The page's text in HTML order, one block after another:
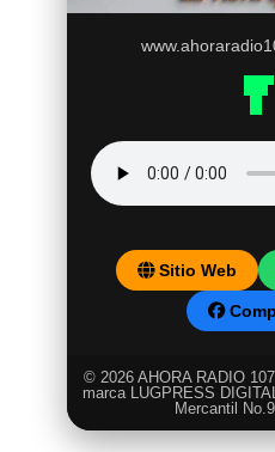
Sitio Web
© 2026 AHORA RADIO
marca LUGPRESS
Mercantil